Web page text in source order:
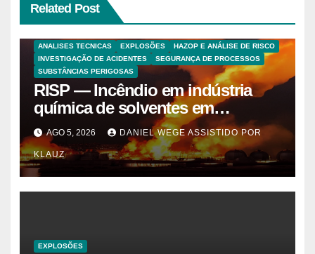
Related Post
ANALISES TECNICAS EXPLOSÕES
HAZOP E ANÁLISE DE RISCO
INVESTIGAÇÃO DE ACIDENTES
SEGURANÇA DE PROCESSOS
SUBSTÂNCIAS PERIGOSAS
RISP — Incêndio em indústria
química de solventes em
Itaquaquecetuba/SP
(UNIQUIMA/Quema)
AGO 5, 2026 DANIEL WEGE ASSISTIDO POR
KLAUZ
EXPLOSÕES